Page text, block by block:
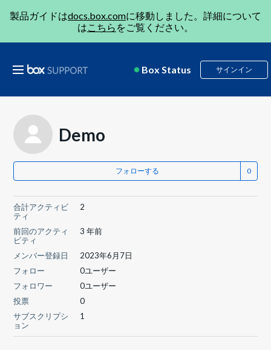
製品ガイドはdocs.box.comに移動しました。詳細について
はこちら をご覧ください。
Box Status サインイン
Demo
フォローする
合計アクティビ
ティ
2
前回のアクティ
ビティ
3 年前
メンバー登録日
2023年6月7日
フォロー
0ユーザー
フォロワー
0ユーザー
投票
0
サブスクリプシ
ョン
1